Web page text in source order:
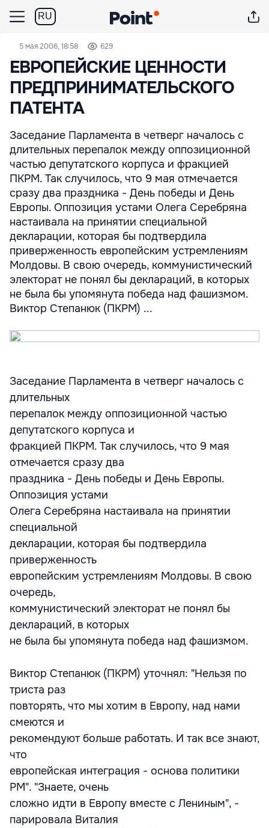
RU
5 мая 2006, 18:58 629
ЕВРОПЕЙСКИЕ ЦЕННОСТИ
ПРЕДПРИНИМАТЕЛЬСКОГО
ПАТЕНТА
Заседание Парламента в четверг началось с
длительных перепалок между оппозиционной
частью депутатского корпуса и фракцией
ПКРМ. Так случилось, что 9 мая отмечается
сразу два праздника - День победы и День
Европы. Оппозиция устами Олега Серебряна
настаивала на принятии специальной
декларации, которая бы подтвердила
приверженность европейским устремлениям
Молдовы. В свою очередь, коммунистический
электорат не понял бы деклараций, в которых
не была бы упомянута победа над фашизмом.
Виктор Степанюк (ПКРМ) ...
Заседание Парламента в четверг началось с
длительных
перепалок между оппозиционной частью
депутатского корпуса и
фракцией ПКРМ. Так случилось, что 9 мая
отмечается сразу два
праздника - День победы и День Европы.
Оппозиция устами
Олега Серебряна настаивала на принятии
специальной
декларации, которая бы подтвердила
приверженность
европейским устремлениям Молдовы. В свою
очередь,
коммунистический электорат не понял бы
деклараций, в которых
не была бы упомянута победа над фашизмом.
Виктор Степанюк (ПКРМ) уточнял: "Нельзя по
триста раз
повторять, что мы хотим в Европу, над нами
смеются и
рекомендуют больше работать. И так все знают,
что
европейская интеграция - основа политики
РМ". "Знаете, очень
сложно идти в Европу вместе с Лениным", -
парировала Виталия